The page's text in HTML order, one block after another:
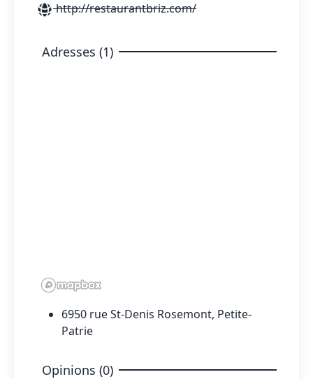
http://restaurantbriz.com/
Adresses (1)
6950 rue St-Denis Rosemont, Petite-
Patrie
Opinions (0)